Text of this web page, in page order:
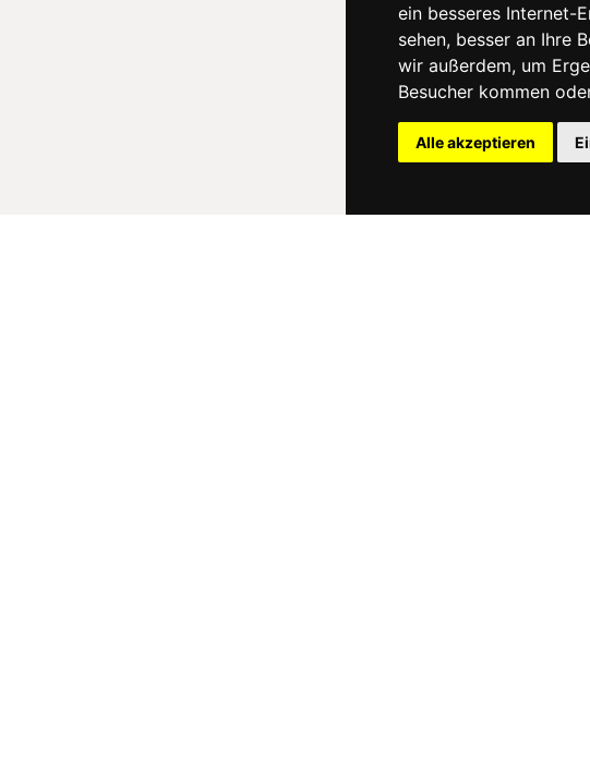
ein besseres Internet-
sehen, besser an Ihre
wir außerdem, um
Besucher kommen
Alle akzeptieren